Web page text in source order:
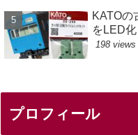
KATOの
をLED
198 views
プロフィール